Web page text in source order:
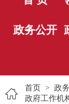
政务公开
首页 > 政
政府工作机